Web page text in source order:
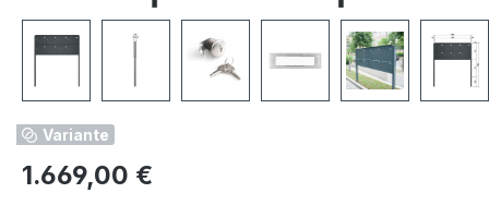
Variante
Regulärer Preis:
1.669,00 €